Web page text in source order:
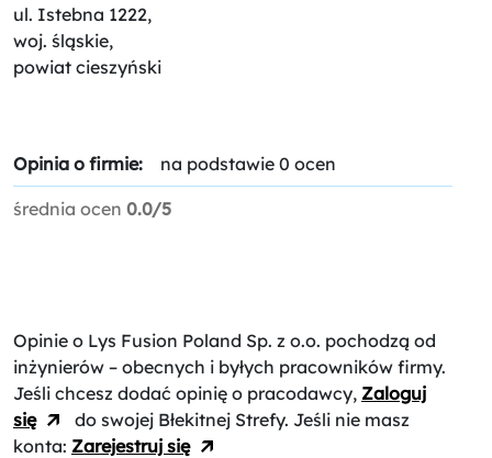
ul. Istebna 1222,
woj. śląskie,
powiat cieszyński
Opinia o firmie: na podstawie 0 ocen
średnia ocen 0.0/5
Opinie o Lys Fusion Poland Sp. z o.o. pochodzą od
inżynierów – obecnych i byłych pracowników firmy.
Jeśli chcesz dodać opinię o pracodawcy, Zaloguj
się
do swojej Błekitnej Strefy. Jeśli nie masz
konta: Zarejestruj się